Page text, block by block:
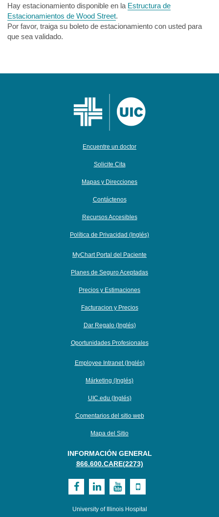
Hay estacionamiento disponible en la Estructura de
Estacionamientos de Wood Street.
Por favor, traiga su boleto de estacionamiento con usted para
que sea validado.
Encuentre un doctor
Solicite Cita
Mapas y Direcciones
Contáctenos
Recursos Accesibles
Política de Privacidad (Inglés)
MyChart Portal del Paciente
Planes de Seguro Aceptadas
Precios y Estimaciones
Facturacion y Precios
Dar Regalo (Inglés)
Oportunidades Profesionales
Employee Intranet (Inglés)
Márketing (Inglés)
UIC.edu (Inglés)
Comentarios del sitio web
Mapa del Sitio
INFORMACIÓN GENERAL
866.600.CARE(2273)
Visit Visit VisitVisit
University of Illinois Hospital